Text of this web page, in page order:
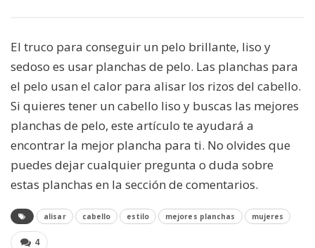
El truco para conseguir un pelo brillante, liso y
sedoso es usar planchas de pelo. Las planchas para
el pelo usan el calor para alisar los rizos del cabello.
Si quieres tener un cabello liso y buscas las mejores
planchas de pelo, este artículo te ayudará a
encontrar la mejor plancha para ti. No olvides que
puedes dejar cualquier pregunta o duda sobre
estas planchas en la sección de comentarios.
alisar cabello estilo mejores planchas mujeres
4